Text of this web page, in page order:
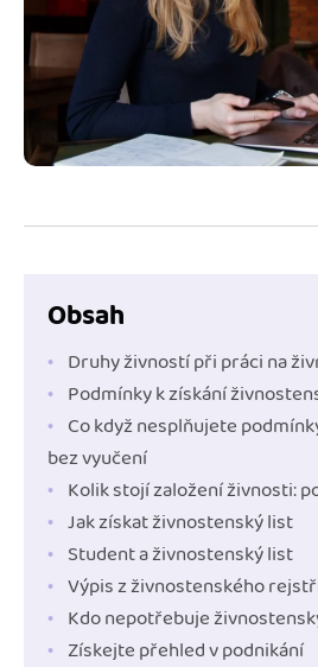
Spřátelené účetní
Katalog doplňků
Jak se vyznat ve fakturaci
Blog
mini akademie
Obsah
Druhy živností při práci na
Podmínky k získání
Co když nesplňujete
bez vyučení
Kolik stojí založení živnosti:
Jak získat živnostenský list
Student a živnostenský list
Výpis z živnostenského
Kdo nepotřebuje
Získejte přehled v podnikání